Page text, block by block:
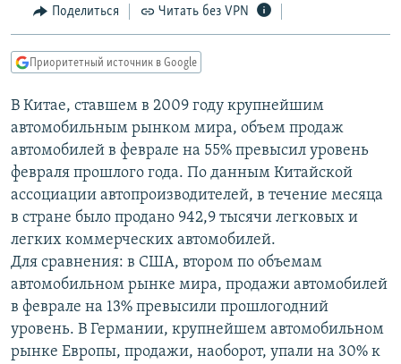
Вернутся
главной
навигации
Вернутся
поиску
МНЕНИЯ
IDEL.РЕАЛИИ
КАВКАЗ.РЕАЛИИ
СЕВЕР.РЕАЛИИ
СИБИРЬ.РЕАЛИИ
РАСПИСАНИЕ ВЕЩАНИЯ
ПОДПИШИТЕСЬ НА РАССЫЛКУ
СОЦИАЛЬНЫЕ СЕТИ
Поделиться Читать без VPN
Приоритетный источник в Google
В Китае, ставшем в 2009 году крупнейшим
автомобильным рынком мира, объем продаж
автомобилей в феврале на 55% превысил уровень
февраля прошлого года. По данным Китайской
ассоциации автопроизводителей, в течение месяца
в стране было продано 942,9 тысячи легковых и
легких коммерческих автомобилей.
Для сравнения: в США, втором по объемам
автомобильном рынке мира, продажи автомобилей
в феврале на 13% превысили прошлогодний
уровень. В Германии, крупнейшем автомобильном
рынке Европы, продажи, наоборот, упали на 30% к